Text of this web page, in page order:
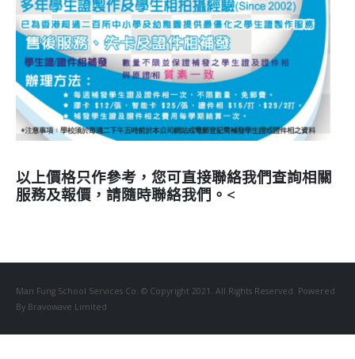
以上價格只作參考，您可直接聯絡我們查詢相關
服務及報價，請隨時聯絡我們。<
Man Fung School Services Co. © Copyright 2021. All Rights Reserved. Powered
By Bravowave Limited